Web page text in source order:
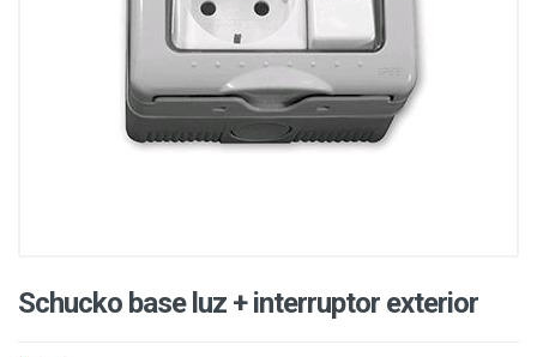
Schucko base luz + interruptor exterior